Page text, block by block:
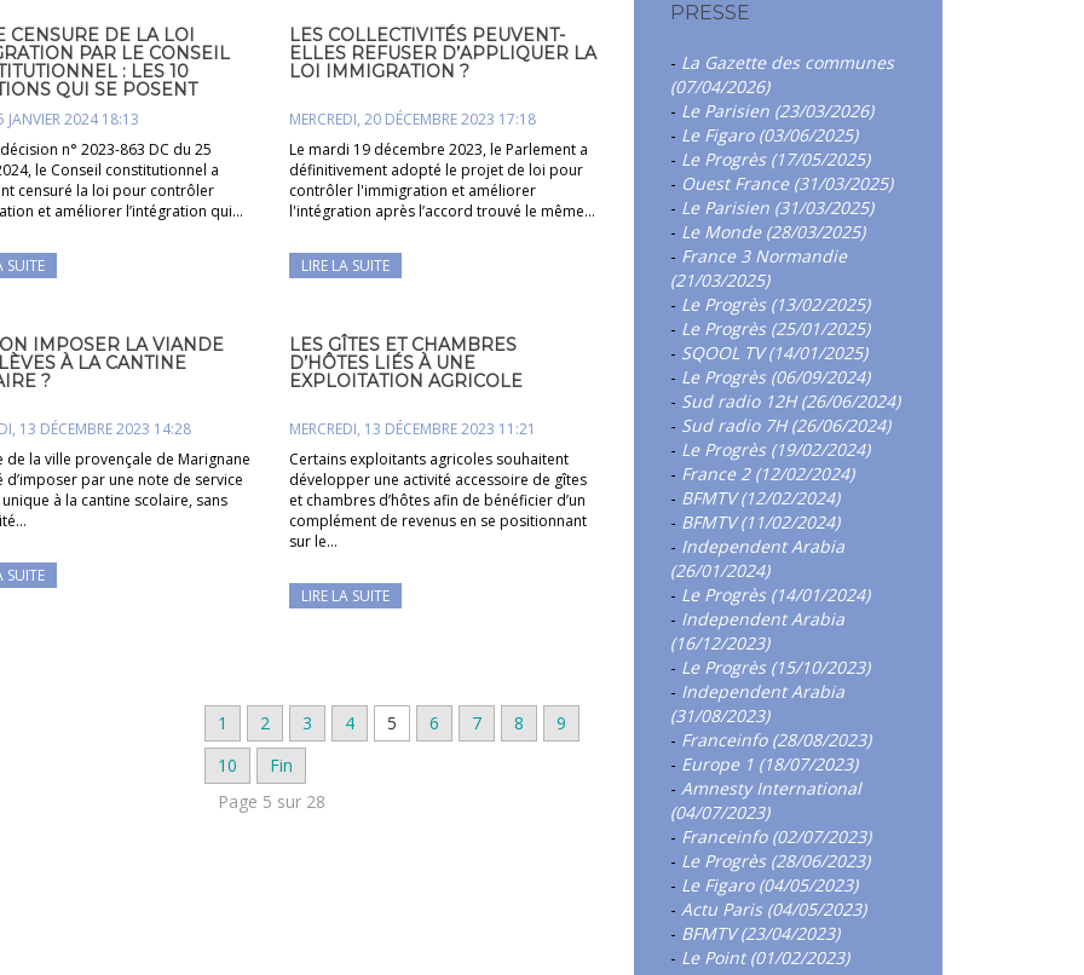
CENSURE DE LA LOI
PAR LE CONSEIL
: LES 10
QUI SE POSENT
JANVIER 2024 18:13
n° 2023-863 DC du 25
le Conseil constitutionnel a
censuré la loi pour contrôler
et améliorer l’intégration qui…
SUITE
LES COLLECTIVITÉS PEUVENT-
ELLES REFUSER D’APPLIQUER LA
LOI IMMIGRATION ?
MERCREDI, 20 DÉCEMBRE 2023 17:18
Le mardi 19 décembre 2023, le Parlement a
définitivement adopté le projet de loi pour
contrôler l'immigration et améliorer
l'intégration après l’accord trouvé le même…
LIRE LA SUITE
IMPOSER LA VIANDE
À LA CANTINE
?
13 DÉCEMBRE 2023 14:28
de la ville provençale de Marignane
d’imposer par une note de service
à la cantine scolaire, sans
SUITE
LES GÎTES ET CHAMBRES
D’HÔTES LIÉS À UNE
EXPLOITATION AGRICOLE
MERCREDI, 13 DÉCEMBRE 2023 11:21
Certains exploitants agricoles souhaitent
développer une activité accessoire de gîtes
et chambres d’hôtes afin de bénéficier d’un
complément de revenus en se positionnant
sur le…
LIRE LA SUITE
1 2 3 4 5 6 7 8
9
10
Fin
Page 5 sur 28
PRESSE
- La Gazette des communes
(07/04/2026)
- Le Parisien (23/03/2026)
- Le Figaro (03/06/2025)
- Le Progrès (17/05/2025)
- Ouest France (31/03/2025)
- Le Parisien (31/03/2025)
- Le Monde (28/03/2025)
- France 3 Normandie
(21/03/2025)
- Le Progrès (13/02/2025)
- Le Progrès (25/01/2025)
- SQOOL TV (14/01/2025)
- Le Progrès (06/09/2024)
- Sud radio 12H (26/06/2024)
- Sud radio 7H (26/06/2024)
- Le Progrès (19/02/2024)
- France 2 (12/02/2024)
- BFMTV (12/02/2024)
- BFMTV (11/02/2024)
- Independent Arabia
(26/01/2024)
- Le Progrès (14/01/2024)
- Independent Arabia
(16/12/2023)
- Le Progrès (15/10/2023)
- Independent Arabia
(31/08/2023)
- Franceinfo (28/08/2023)
- Europe 1 (18/07/2023)
- Amnesty International
(04/07/2023)
- Franceinfo (02/07/2023)
- Le Progrès (28/06/2023)
- Le Figaro (04/05/2023)
- Actu Paris (04/05/2023)
- BFMTV (23/04/2023)
- Le Point (01/02/2023)